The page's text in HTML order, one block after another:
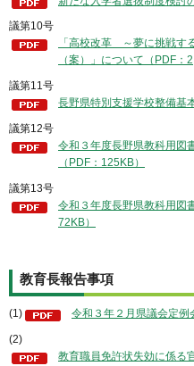
議第10号
「高校改革 ～夢に挑戦す
（案）」について（PDF：
議第11号
長野県特別支援学校整備基
議第12号
令和３年度長野県教科用図
（PDF：125KB）
議第13号
令和３年度長野県教科用図
72KB）
教育長報告事項
(1) 令和３年２月県議会定例
(2)
教育職員免許状失効に係る